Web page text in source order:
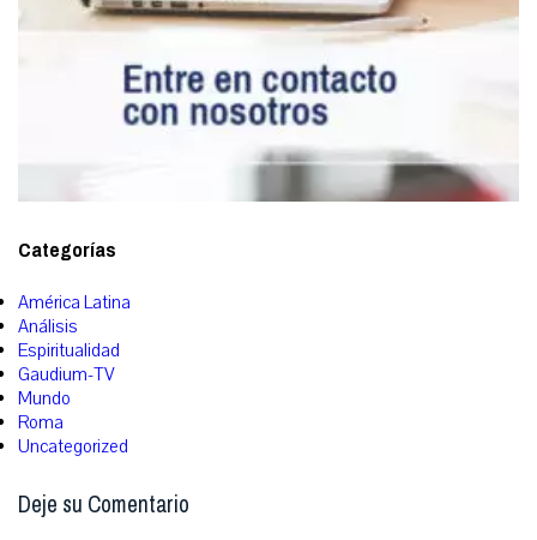
Categorías
América Latina
Análisis
Espiritualidad
Gaudium-TV
Mundo
Roma
Uncategorized
Deje su Comentario